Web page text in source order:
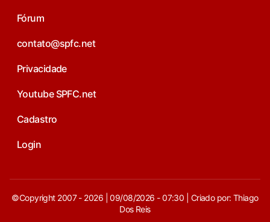
Fórum
contato@spfc.net
Privacidade
Youtube SPFC.net
Cadastro
Login
©Copyright 2007 - 2026 | 09/08/2026 - 07:30 | Criado por: Thiago
Dos Reis